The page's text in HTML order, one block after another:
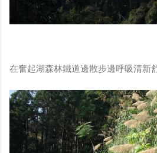
在奮起湖森林鐵道邊散步邊呼吸清新